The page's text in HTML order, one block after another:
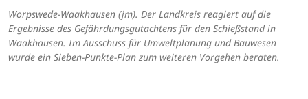
Worpswede-Waakhausen (jm). Der Landkreis reagiert auf die
Ergebnisse des Gefährdungsgutachtens für den Schießstand in
Waakhausen. Im Ausschuss für Umweltplanung und Bauwesen
wurde ein Sieben-Punkte-Plan zum weiteren Vorgehen beraten.